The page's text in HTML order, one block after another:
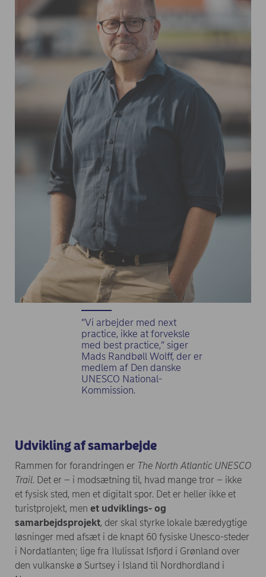
”Vi arbejder med next
practice, ikke at forveksle
med best practice,” siger
Mads Randbøll Wolff, der er
medlem af Den danske
UNESCO National-
Kommission.
Udvikling af samarbejde
Rammen for forandringen er The North Atlantic UNESCO
Trail. Det er – i modsætning til, hvad mange tror – ikke
et fysisk sted, men et digitalt spor. Det er heller ikke et
turistprojekt, men et udviklings- og
samarbejdsprojekt, der skal styrke lokale bæredygtige
løsninger med afsæt i de knapt 60 fysiske Unesco-steder
i Nordatlanten; lige fra Ilulissat Isfjord i Grønland over
den vulkanske ø Surtsey i Island til Nordhordland i